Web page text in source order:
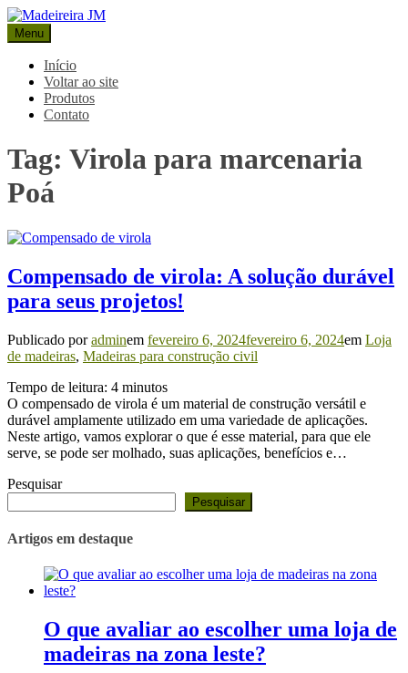
Pular
para
o
conteúdo
Madeireira JM
Blog Madeireira JM
Menu
Início
Voltar ao site
Produtos
Contato
Tag: Virola para marcenaria
Poá
Compensado de virola: A solução durável
para seus projetos!
Publicado poradminem fevereiro 6, 2024fevereiro 6, 2024em Loja
de madeiras, Madeiras para construção civil
Tempo de leitura: 4 minutos
O compensado de virola é um material de construção versátil e
durável amplamente utilizado em uma variedade de aplicações.
Neste artigo, vamos explorar o que é esse material, para que ele
serve, se pode ser molhado, suas aplicações, benefícios e…
Pesquisar
Pesquisar
Artigos em destaque
O que avaliar ao escolher uma loja de
madeiras na zona leste?